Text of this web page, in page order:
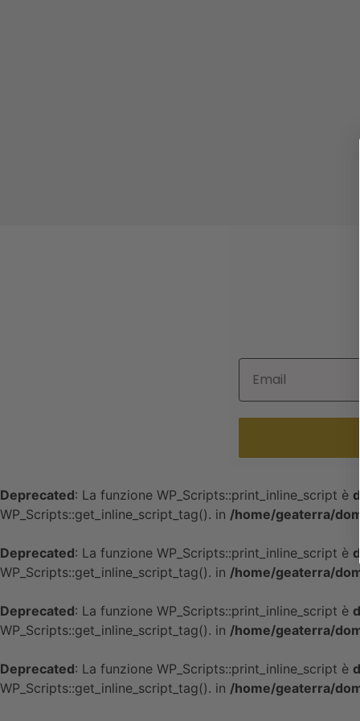
Deprecated: La funzione WP_Scripts::print_inline_script è
WP_Scripts::get_inline_script_tag(). in /home/geaterra/
Deprecated: La funzione WP_Scripts::print_inline_script è
WP_Scripts::get_inline_script_tag(). in /home/geaterra/
Deprecated: La funzione WP_Scripts::print_inline_script è
WP_Scripts::get_inline_script_tag(). in /home/geaterra/
Deprecated: La funzione WP_Scripts::print_inline_script è
WP_Scripts::get_inline_script_tag(). in /home/geaterra/